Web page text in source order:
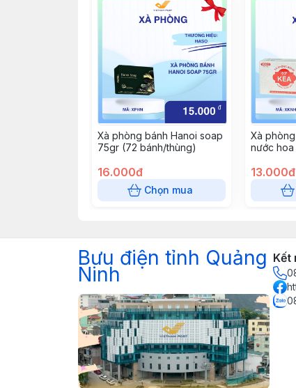
Xà phòng bánh Hanoi soap
75gr (72 bánh/thùng)
16.000đ
Chọn mua
Xà
nước
13.000đ
Bưu điện tỉnh Quảng
Ninh
Kết